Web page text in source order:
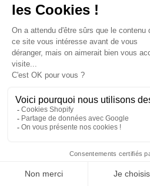
PERFORMANCE